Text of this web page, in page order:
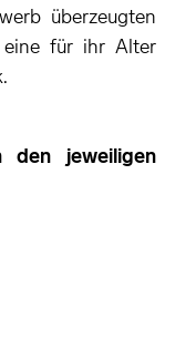
überzeugten
eine für ihr Alter
den jeweiligen